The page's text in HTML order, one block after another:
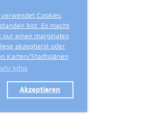
Cookies,
bist. Es macht
einen marginalen
akzeptierst oder
Karten/Stadtplänen
Infos
Akzeptieren